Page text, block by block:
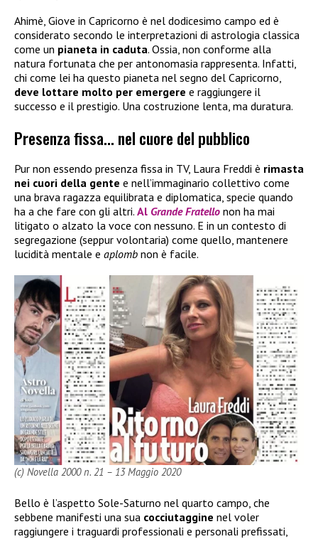
Ahimè, Giove in Capricorno è nel dodicesimo campo ed è
considerato secondo le interpretazioni di astrologia classica
come un pianeta in caduta. Ossia, non conforme alla
natura fortunata che per antonomasia rappresenta. Infatti,
chi come lei ha questo pianeta nel segno del Capricorno,
deve lottare molto per emergere e raggiungere il
successo e il prestigio. Una costruzione lenta, ma duratura.
Presenza fissa… nel cuore del pubblico
Pur non essendo presenza fissa in TV, Laura Freddi è rimasta
nei cuori della gente e nell’immaginario collettivo come
una brava ragazza equilibrata e diplomatica, specie quando
ha a che fare con gli altri. Al Grande Fratello non ha mai
litigato o alzato la voce con nessuno. E in un contesto di
segregazione (seppur volontaria) come quello, mantenere
lucidità mentale e aplomb non è facile.
(c) Novella 2000 n. 21 – 13 Maggio 2020
Bello è l’aspetto Sole-Saturno nel quarto campo, che
sebbene manifesti una sua cocciutaggine nel voler
raggiungere i traguardi professionali e personali prefissati,